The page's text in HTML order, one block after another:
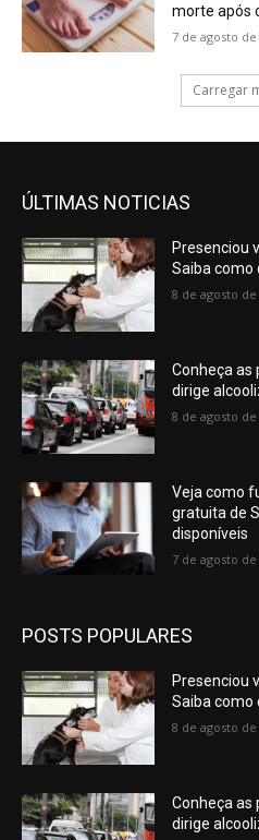
morte após
7 de agosto de
Carregar
ÚLTIMAS NOTICIAS
Presenciou
Saiba como
8 de agosto de
Conheça as
dirige
8 de agosto de
Veja como
gratuita de
disponíveis
7 de agosto de
POSTS POPULARES
Presenciou
Saiba como
8 de agosto de
Conheça as
dirige